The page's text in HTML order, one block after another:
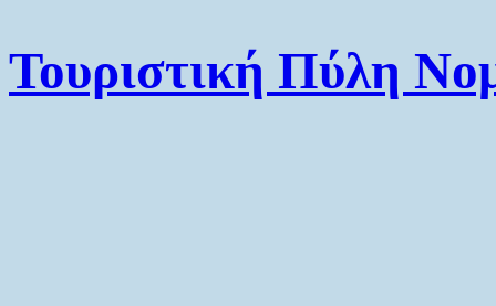
Τουριστική Πύλη